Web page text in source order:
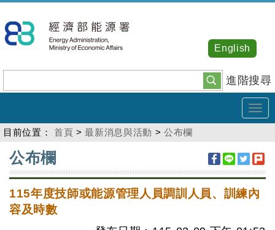
到
主
內
容
進階搜尋
English
目前位置： 首頁 >最新消息與活動 >公布欄
:::
公布欄
115年度技師或能源管理人員調訓人員、訓練內
容及時數